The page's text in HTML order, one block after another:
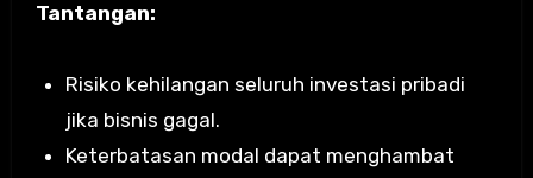
Tantangan:
Risiko kehilangan seluruh investasi pribadi
jika bisnis gagal.
Keterbatasan modal dapat menghambat